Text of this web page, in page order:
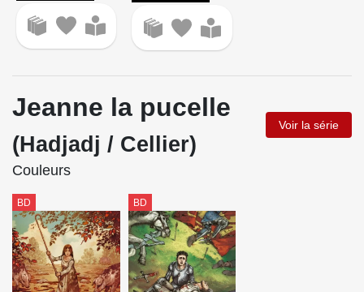
Jeanne la pucelle
(Hadjadj / Cellier)
Voir la série
Couleurs
BD BD